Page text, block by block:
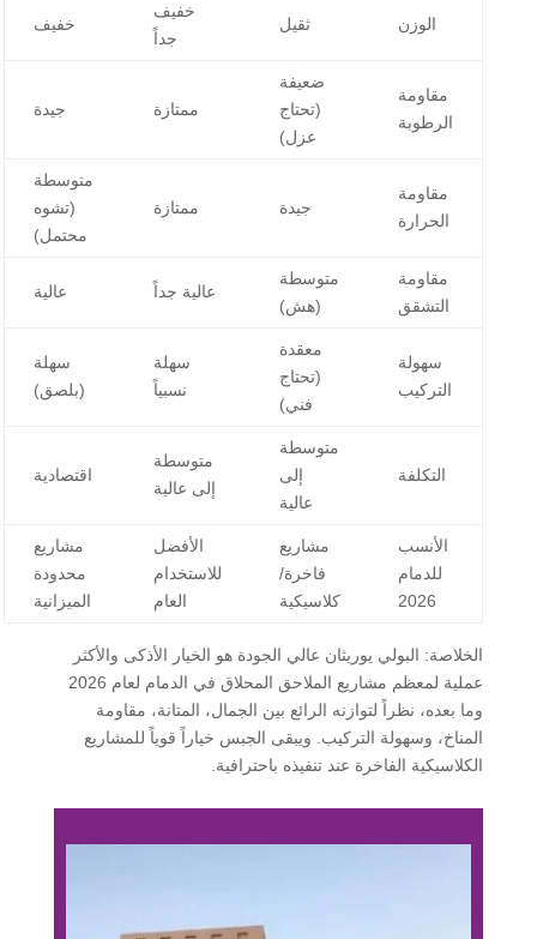
الوزن ثقيل
خفيف
جداً
خفيف
مقاومة
الرطوبة
ضعيفة
(تحتاج
عزل)
ممتازة جيدة
مقاومة
الحرارة
جيدة ممتازة
متوسطة
(تشوه
محتمل)
مقاومة
التشقق
متوسطة
(هش)
عالية جداً عالية
سهولة
التركيب
معقدة
(تحتاج
فني)
سهلة
نسبياً
سهلة
(بلصق)
التكلفة
متوسطة
إلى
عالية
متوسطة
إلى عالية
اقتصادية
الأنسب
للدمام
2026
مشاريع
فاخرة/
كلاسيكية
الأفضل
للاستخدام
العام
مشاريع
محدودة
الميزانية
الخلاصة: البولي يوريثان عالي الجودة هو الخيار الأذكى والأكثر
عملية لمعظم مشاريع الملاحق المحلاق في الدمام لعام 2026
وما بعده، نظراً لتوازنه الرائع بين الجمال، المتانة، مقاومة
المناخ، وسهولة التركيب. ويبقى الجبس خياراً قوياً للمشاريع
الكلاسيكية الفاخرة عند تنفيذه باحترافية.